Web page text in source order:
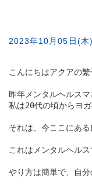
2023年10月05日(木)
こんにちはアクアの繁
昨年メンタルヘルス
私は20代の頃からヨ
それは、今ここにあ
これはメンタルヘル
やり方は簡単で、自